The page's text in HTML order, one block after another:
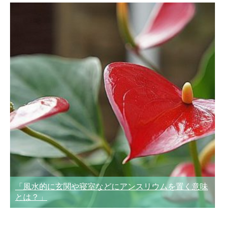
「風水的に玄関や寝室などにアンスリウムを置く意味
とは？」